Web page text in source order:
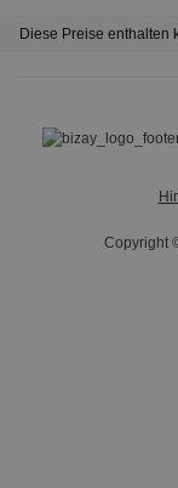
Diese Preise enthalten
Copyright